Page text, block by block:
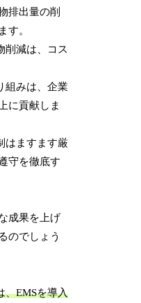
排出量の削
す。
削減は、コス
組みは、企業
に貢献しま
はますます厳
守を徹底す
成果を上げ
のでしょう
、EMSを導入